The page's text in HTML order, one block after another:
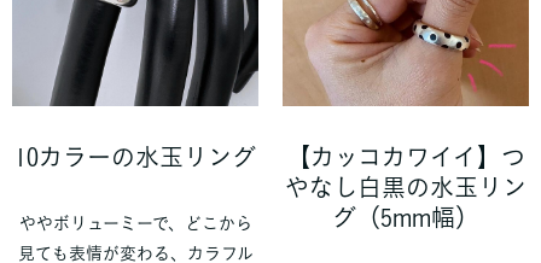
10カラーの水玉リング
ややボリューミーで、どこから
見ても表情が変わる、カラフル
【カッコカワイイ】つ
やなし白黒の水玉リン
グ（5mm幅）